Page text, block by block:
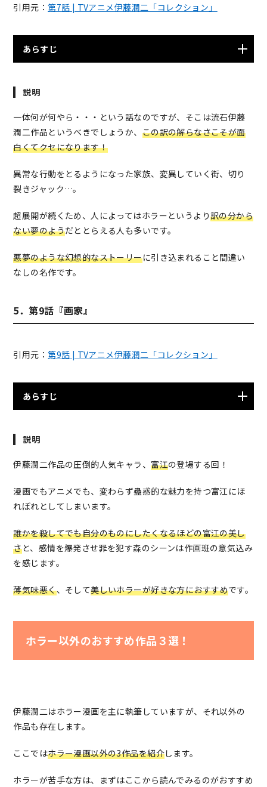
引用元：第7話 | TVアニメ伊藤潤二「コレクション」
あらすじ
夢を見るようになり意識してしまうという「アリストテ
く夢の出てきた男に殺されてしまう。この事件の後、彩
子の部屋は常に家族から覗かれるようになった。家族の
異常な行動を相談すべく、叔母の元に向かった彩子は、
驚くべき光景を目にする。
説明
一体何が何やら・・・という話なのですが、そこは流石伊藤
潤二作品というべきでしょうか、 この訳の解らなさこそが面
白くてクセになります！
異常な行動をとるようになった家族、変異していく街、切り
裂きジャック…。
超展開が続くため、人によってはホラーというより訳の分から
ない夢のようだととらえる人も多いです。
悪夢のような幻想的なストーリーに引き込まれること間違い
なしの名作です。
5．第9話『画家』
引用元：第9話 | TVアニメ伊藤潤二「コレクション」
あらすじ
大いに盛り上がっていた。 しかし会場に現れた美女トミ
なると言い残して去る。 再び現れたトミエをモデルに絵
を描くことになった森だが、できあがった作品を見たト
ミエは「自分の美しさを描き出していない。期待はずれ
説明
伊藤潤二作品の圧倒的人気キャラ、富江の登場する回！
漫画でもアニメでも、変わらず蠱惑的な魅力を持つ富江にほ
れぼれとしてしまいます。
誰かを殺してでも自分のものにしたくなるほどの富江の美し
さと、感情を爆発させ罪を犯す森のシーンは作画班の意気込み
を感じます。
薄気味悪く、そして美しいホラーが好きな方におすすめです。
ホラー以外のおすすめ作品３選！
伊藤潤二はホラー漫画を主に執筆していますが、それ以外の
作品も存在します。
ここではホラー漫画以外の3作品を紹介します。
ホラーが苦手な方は、まずはここから読んでみるのがおすすめ